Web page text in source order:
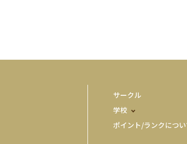
サークル
学校
ポイント/ランクにつ